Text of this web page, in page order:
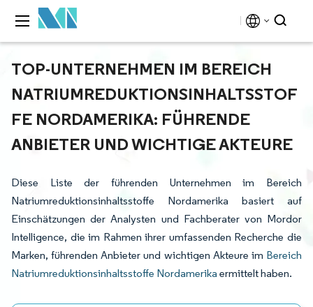
TOP-UNTERNEHMEN IM BEREICH
NATRIUMREDUKTIONSINHALTSSTOF
FE NORDAMERIKA: FÜHRENDE
ANBIETER UND WICHTIGE AKTEURE
Diese Liste der führenden Unternehmen im Bereich
Natriumreduktionsinhaltsstoffe Nordamerika basiert auf
Einschätzungen der Analysten und Fachberater von Mordor
Intelligence, die im Rahmen ihrer umfassenden Recherche die
Marken, führenden Anbieter und wichtigen Akteure im Bereich
Natriumreduktionsinhaltsstoffe Nordamerika ermittelt haben.